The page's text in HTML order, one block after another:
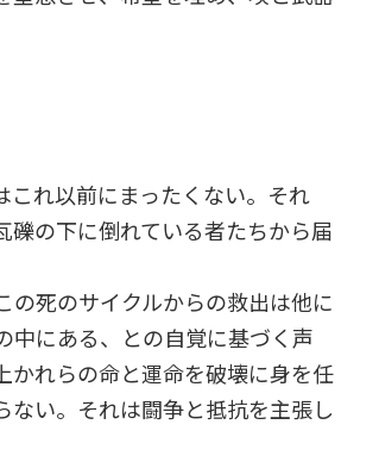
れ以前にまったくない。それ
礫の下に倒れている者たちから届
死のサイクルからの救出は他に
中にある、との自覚に基づく声
かれらの命と運命を破壊に身を任
い。それは闘争と抵抗を主張し